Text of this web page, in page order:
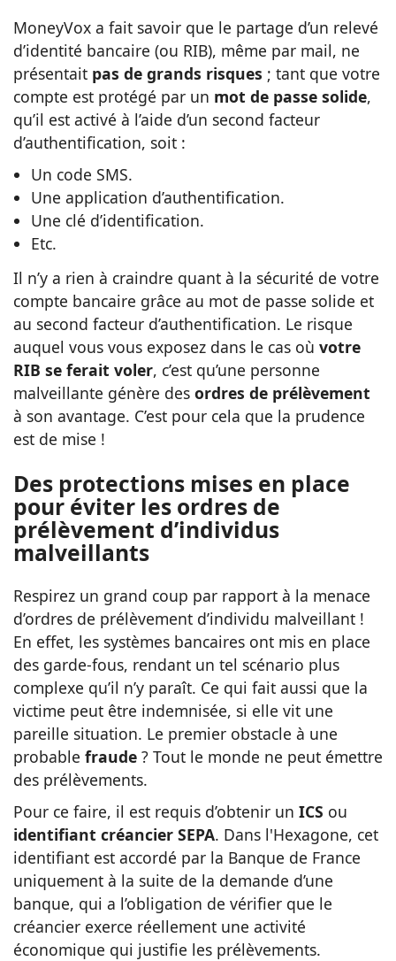
MoneyVox a fait savoir que le partage d’un relevé
d’identité bancaire (ou RIB), même par mail, ne
présentait pas de grands risques ; tant que votre
compte est protégé par un mot de passe solide,
qu’il est activé à l’aide d’un second facteur
d’authentification, soit :
Un code SMS.
Une application d’authentification.
Une clé d’identification.
Etc.
Il n’y a rien à craindre quant à la sécurité de votre
compte bancaire grâce au mot de passe solide et
au second facteur d’authentification. Le risque
auquel vous vous exposez dans le cas où votre
RIB se ferait voler, c’est qu’une personne
malveillante génère des ordres de prélèvement
à son avantage. C’est pour cela que la prudence
est de mise !
Des protections mises en place
pour éviter les ordres de
prélèvement d’individus
malveillants
Respirez un grand coup par rapport à la menace
d’ordres de prélèvement d’individu malveillant !
En effet, les systèmes bancaires ont mis en place
des garde-fous, rendant un tel scénario plus
complexe qu’il n’y paraît. Ce qui fait aussi que la
victime peut être indemnisée, si elle vit une
pareille situation. Le premier obstacle à une
probable fraude ? Tout le monde ne peut émettre
des prélèvements.
Pour ce faire, il est requis d’obtenir un ICS ou
identifiant créancier SEPA. Dans l'Hexagone, cet
identifiant est accordé par la Banque de France
uniquement à la suite de la demande d’une
banque, qui a l’obligation de vérifier que le
créancier exerce réellement une activité
économique qui justifie les prélèvements.